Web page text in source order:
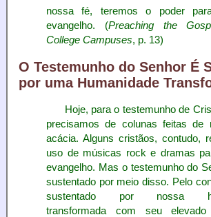
nossa fé, teremos o poder
evangelho. (Preaching the
College Campuses, p. 13)
O Testemunho do Senhor É
por uma Humanidade
Hoje, para o testemunho de
precisamos de colunas feitas de
acácia. Alguns cristãos, contudo,
uso de músicas rock e dramas
evangelho. Mas o testemunho do
sustentado por meio disso. Pelo
sustentado por nossa
transformada com seu